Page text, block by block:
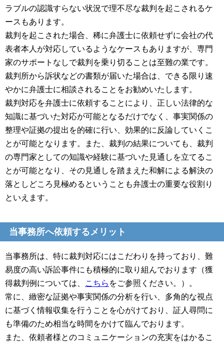
ラブルの認識すらない状況で理不尽な裁判を起こされるケ
ースもあります。
裁判を起こされた場合、稀に弁護士に依頼せずに会社の代
表者本人が対応しているようなケースもありますが、専門
家のサポートなしで裁判を乗り切ることは至難の業です。
裁判所から訴状などの書類が届いた場合は、できる限り速
やかに弁護士に相談されることをお勧めいたします。
裁判対応を弁護士に依頼することにより、正しい法律的な
知識に基づいた対応が可能となるだけでなく、事実関係の
整理や証拠の提出を的確に行い、効果的に反論していくこ
とが可能となります。また、裁判の結果についても、裁判
の専門家としての知識や経験に基づいた見通しを立てるこ
とが可能となり、その見通しを踏まえた和解による解決の
落としどころ見極めるということも弁護士の重要な役割り
といえます。
当事務所へ依頼するメリット
当事務所は、特に裁判対応にはこだわりを持っており、難
易度の高い訴訟事件にも積極的に取り組んでおります（獲
得裁判例については、
こちら をご参照ください。）。
常に、緻密な証拠や事実関係の分析を行い、多角的な視点
に基づく情報収集を行うことを心がけており、証人尋問に
も準備のため相当な時間をかけて臨んでおります。
また、依頼者様とのコミュニケーションの充実をはかるこ